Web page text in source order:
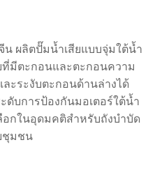
ผลิตปั๊มน้ำเสียแบบจุ่มใต้น้ำ
ที่มีตะกอนและตะกอนความ
ะระงับตะกอนด้านล่างได้
ดับการป้องกันมอเตอร์ใต้น้ำ
อกในอุดมคติสำหรับถังบำบัด
ชุมชน